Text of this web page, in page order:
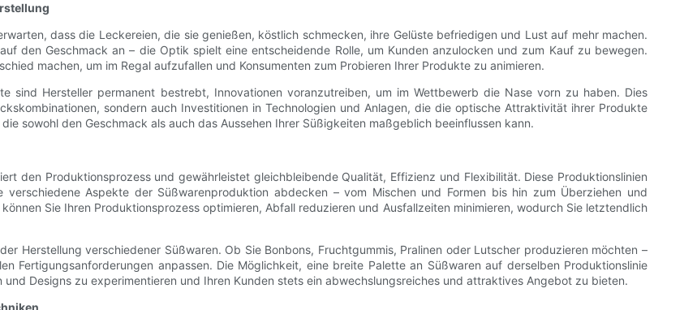
dass die Leckereien, die sie genießen, köstlich schmecken, ihre Gelüste befriedigen und Lust auf mehr machen.
den Geschmack an – die Optik spielt eine entscheidende Rolle, um Kunden anzulocken und zum Kauf zu bewegen.
machen, um im Regal aufzufallen und Konsumenten zum Probieren Ihrer Produkte zu animieren.
sind Hersteller permanent bestrebt, Innovationen voranzutreiben, um im Wettbewerb die Nase vorn zu haben. Dies
sondern auch Investitionen in Technologien und Anlagen, die die optische Attraktivität ihrer Produkte
sowohl den Geschmack als auch das Aussehen Ihrer Süßigkeiten maßgeblich beeinflussen kann.
den Produktionsprozess und gewährleistet gleichbleibende Qualität, Effizienz und Flexibilität. Diese Produktionslinien
Aspekte der Süßwarenproduktion abdecken – vom Mischen und Formen bis hin zum Überziehen und
Sie Ihren Produktionsprozess optimieren, Abfall reduzieren und Ausfallzeiten minimieren, wodurch Sie letztendlich
Herstellung verschiedener Süßwaren. Ob Sie Bonbons, Fruchtgummis, Pralinen oder Lutscher produzieren möchten –
Fertigungsanforderungen anpassen. Die Möglichkeit, eine breite Palette an Süßwaren auf derselben Produktionslinie
Designs zu experimentieren und Ihren Kunden stets ein abwechslungsreiches und attraktives Angebot zu bieten.